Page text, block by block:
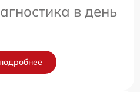
в день